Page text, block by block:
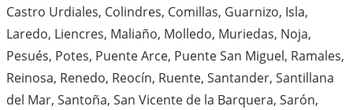
Castro Urdiales, Colindres, Comillas, Guarnizo, Isla,
Laredo, Liencres, Maliaño, Molledo, Muriedas, Noja,
Pesués, Potes, Puente Arce, Puente San Miguel, Ramales,
Reinosa, Renedo, Reocín, Ruente, Santander, Santillana
del Mar, Santoña, San Vicente de la Barquera, Sarón,